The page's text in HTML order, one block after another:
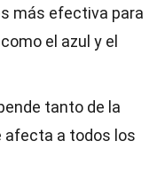
más efectiva para
el azul y el
tanto de la
afecta a todos los